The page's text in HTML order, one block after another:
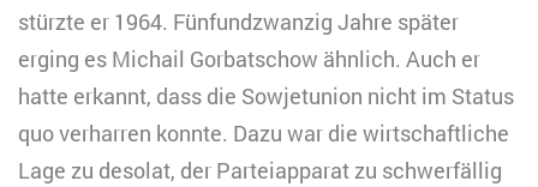
stürzte er 1964. Fünfundzwanzig Jahre später
erging es Michail Gorbatschow ähnlich. Auch er
hatte erkannt, dass die Sowjetunion nicht im Status
quo verharren konnte. Dazu war die wirtschaftliche
Lage zu desolat, der Parteiapparat zu schwerfällig